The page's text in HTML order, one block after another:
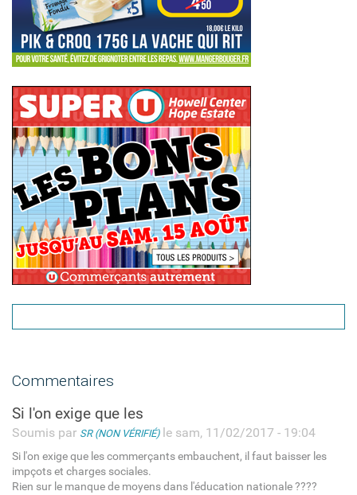
Commentaires
Si l'on exige que les
Soumis par SR (NON VÉRIFIÉ)le sam, 11/02/2017 - 19:04
Si l'on exige que les commerçants embauchent, il faut baisser les
impçots et charges sociales.
Rien sur le manque de moyens dans l'éducation nationale ????